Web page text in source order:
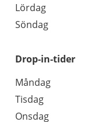
Lördag
Söndag
Drop-in-tider
Måndag
Tisdag
Onsdag